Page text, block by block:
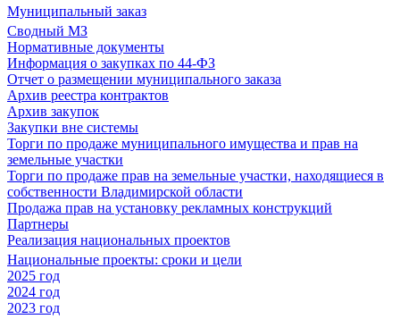
Муниципальный заказ
Сводный МЗ
Нормативные документы
Информация о закупках по 44-ФЗ
Отчет о размещении муниципального заказа
Архив реестра контрактов
Архив закупок
Закупки вне системы
Торги по продаже муниципального имущества и прав на
земельные участки
Торги по продаже прав на земельные участки, находящиеся в
собственности Владимирской области
Продажа прав на установку рекламных конструкций
Партнеры
Реализация национальных проектов
Национальные проекты: сроки и цели
2025 год
2024 год
2023 год